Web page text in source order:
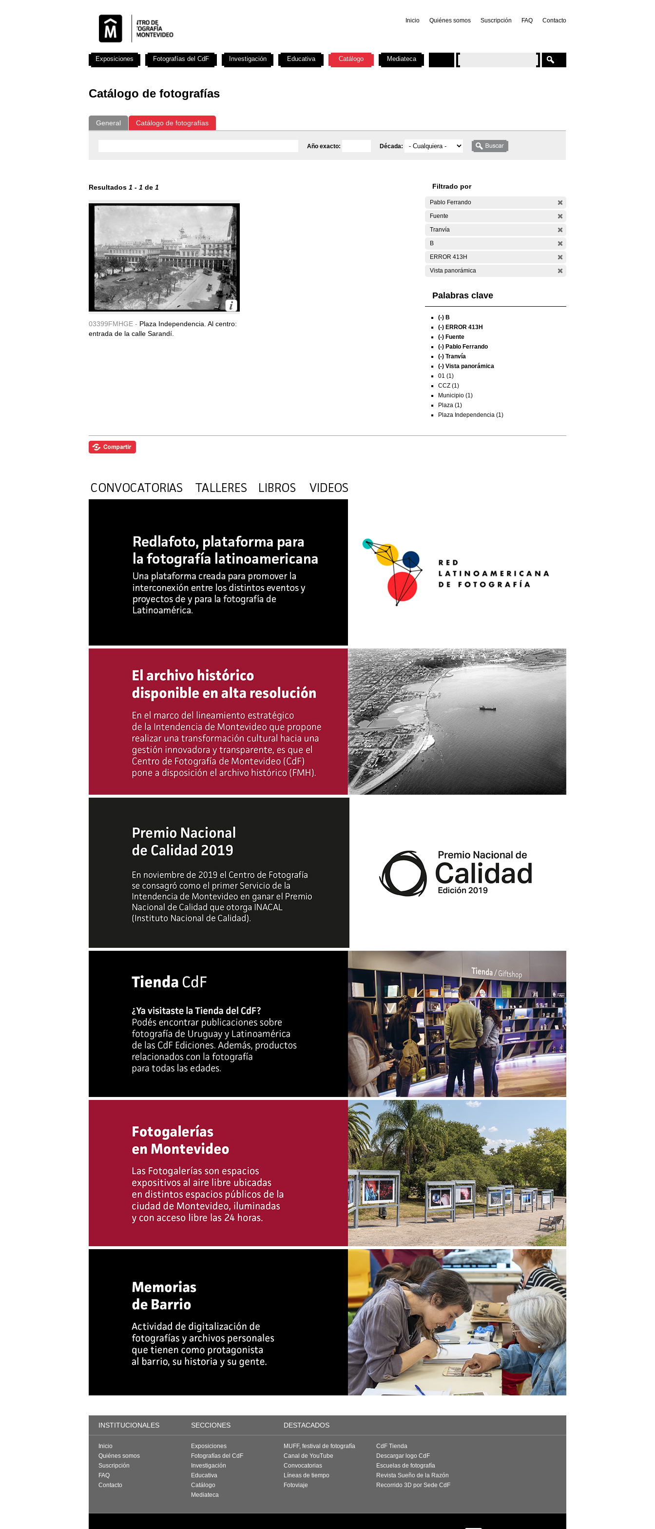
Inicio Quiénes somos Suscripción FAQ Contacto
Catálogo de fotografías
General Catálogo de fotografías
Año exacto: Década:
Resultados 1 - 1 de 1
03399FMHGE - Plaza Independencia. Al centro:
entrada de la calle Sarandí.
Filtrado por
Pablo Ferrando
Fuente
Tranvía
B
ERROR 413H
Vista panorámica
Palabras clave
(-) B
(-) ERROR 413H
(-) Fuente
(-) Pablo Ferrando
(-) Tranvía
(-) Vista panorámica
01 (1)
CCZ (1)
Municipio (1)
Plaza (1)
Plaza Independencia (1)
Exposiciones Fotografías del CdF Investigación Educativa Catálogo Mediateca
INSTITUCIONALES SECCIONES DESTACADOS
Inicio
Quiénes somos
Suscripción
FAQ
Contacto
Exposiciones
Fotografías del CdF
Investigación
Educativa
Catálogo
Mediateca
MUFF, festival de fotografía
Canal de YouTube
Convocatorias
Líneas de tiempo
Fotoviaje
CdF Tienda
Descargar logo CdF
Escuelas de fotografía
Revista Sueño de la Razón
Recorrido 3D por Sede CdF